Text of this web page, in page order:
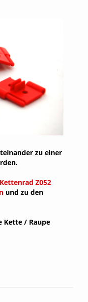
zu einer
Kettenrad Z052
und zu den
Kette / Raupe